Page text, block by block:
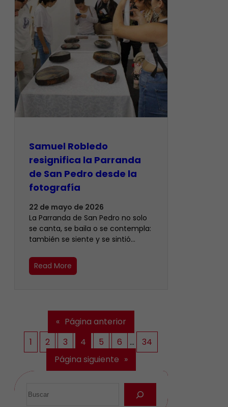
Samuel Robledo
resignifica la Parranda
de San Pedro desde la
fotografía
22 de mayo de 2026
La Parranda de San Pedro no solo
se canta, se baila o se contempla:
también se siente y se sintió…
Read More
« Página anterior
1
2 3 4 5 6 …
34
Página siguiente »